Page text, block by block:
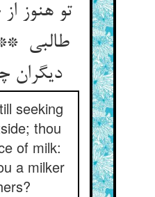
تو هنوز
طالبی **
دیگران چون حالبی
seeking
thou
of milk:
a milker